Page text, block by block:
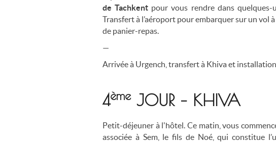
de Tachkent pour vous rendre dans
Transfert à l’aéroport pour embarquer sur un vol
de panier-repas.
—
Arrivée à Urgench, transfert à Khiva et
4èmeJOUR – KHIVA
Petit-déjeuner à l'hôtel. Ce matin, vous
associée à Sem, le fils de Noé, qui constitue